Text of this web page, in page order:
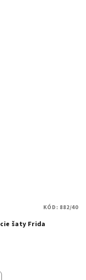
šaty Frida
KÓD: 882/40